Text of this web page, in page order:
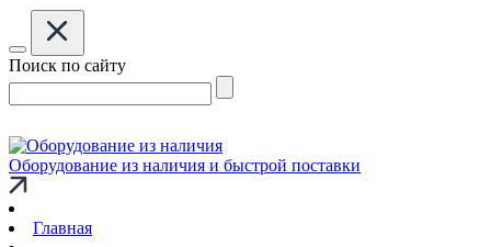
Поиск по сайту
Оборудование из наличия и быстрой поставки
Главная